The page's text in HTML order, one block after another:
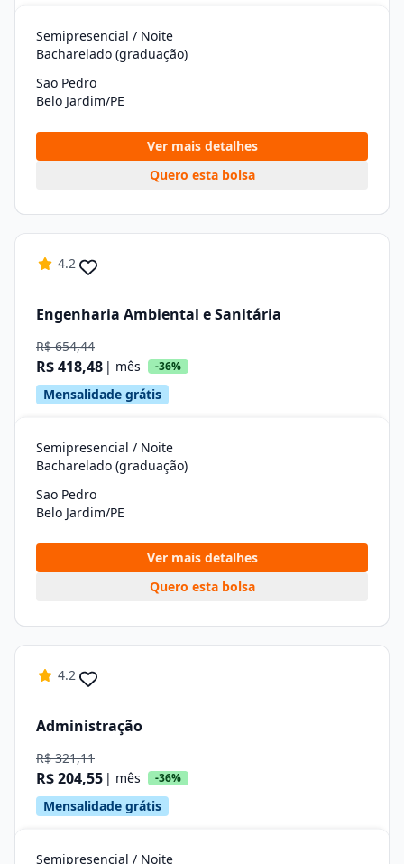
Semipresencial / Noite
Bacharelado (graduação)
Sao Pedro
Belo Jardim/PE
Ver mais detalhes
Quero esta bolsa
4.2
Engenharia Ambiental e Sanitária
R$ 654,44
R$ 418,48 | mês -36%
Mensalidade grátis
Semipresencial / Noite
Bacharelado (graduação)
Sao Pedro
Belo Jardim/PE
Ver mais detalhes
Quero esta bolsa
4.2
Administração
R$ 321,11
R$ 204,55 | mês -36%
Mensalidade grátis
Semipresencial / Noite